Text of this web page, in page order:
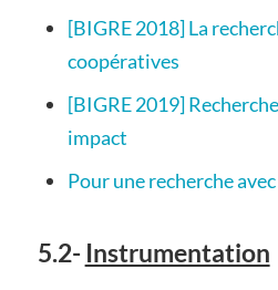
[BIGRE 2018] La
coopératives
[BIGRE 2019]
impact
Pour une recherche
5.2- Instrumentation